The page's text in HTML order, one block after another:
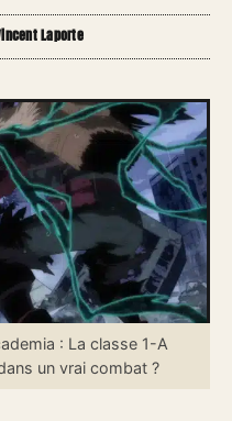
Laporte
: La classe 1-A
un vrai combat ?